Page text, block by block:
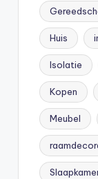
Huis
Isolatie
Kopen
Meubel